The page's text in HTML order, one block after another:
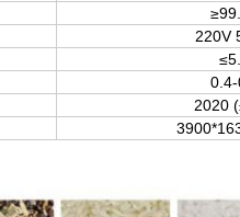
220V
2020